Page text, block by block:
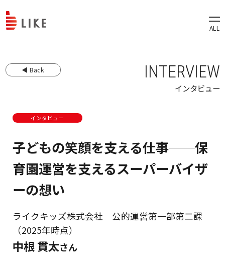
◀ Back INTERVIEW
インタビュー
インタビュー
子どもの笑顔を支える仕事──保
育園運営を支えるスーパーバイザ
ーの想い
ライクキッズ株式会社 公的運営第一部第二課
（2025年時点）
中根 貫太さん